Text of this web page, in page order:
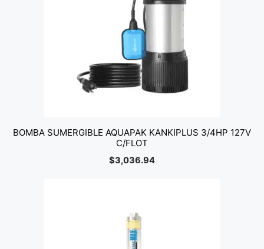
BOMBA SUMERGIBLE AQUAPAK KANKIPLUS 3/4HP 127V
C/FLOT
$3,036.94